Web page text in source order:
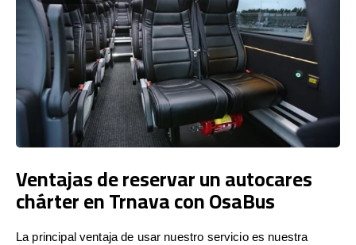
Ventajas de reservar un autocares
chárter en Trnava con OsaBus
La principal ventaja de usar nuestro servicio es nuestra